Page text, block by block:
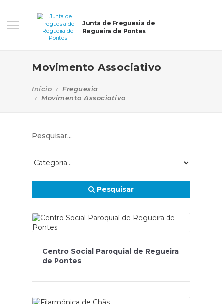
Junta de Freguesia de
Regueira de Pontes
Movimento Associativo
Início
Freguesia
Movimento Associativo
Pesquisar
Centro Social Paroquial de Regueira
de Pontes